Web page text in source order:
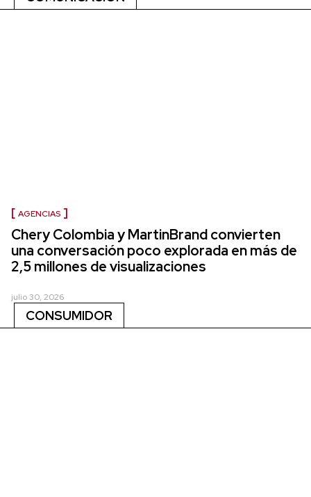
AGENCIAS
Chery Colombia y MartinBrand convierten
una conversación poco explorada en más de
2,5 millones de visualizaciones
julio 30, 2026
CONSUMIDOR